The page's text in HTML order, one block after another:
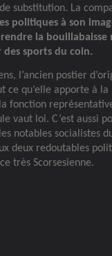
substitution. La
politiques à son
la bouillabaisse
des sports du coin.
l’ancien postier
qu’elle apporte à la
fonction
vaut loi. C’est aussi
notables socialistes
deux redoutables
très Scorsesienne.